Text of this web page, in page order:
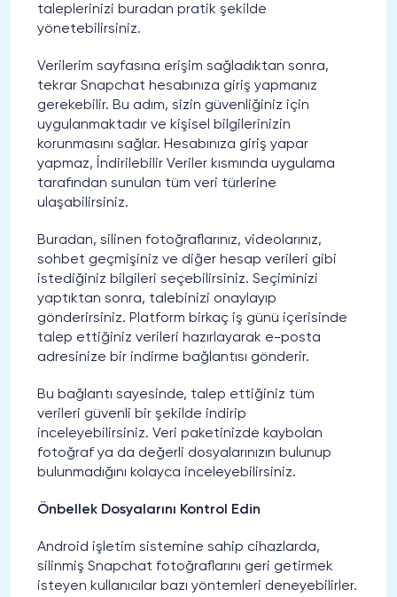
taleplerinizi buradan pratik şekilde
yönetebilirsiniz.
Verilerim sayfasına erişim sağladıktan sonra,
tekrar Snapchat hesabınıza giriş yapmanız
gerekebilir. Bu adım, sizin güvenliğiniz için
uygulanmaktadır ve kişisel bilgilerinizin
korunmasını sağlar. Hesabınıza giriş yapar
yapmaz, İndirilebilir Veriler kısmında uygulama
tarafından sunulan tüm veri türlerine
ulaşabilirsiniz.
Buradan, silinen fotoğraflarınız, videolarınız,
sohbet geçmişiniz ve diğer hesap verileri gibi
istediğiniz bilgileri seçebilirsiniz. Seçiminizi
yaptıktan sonra, talebinizi onaylayıp
gönderirsiniz. Platform birkaç iş günü içerisinde
talep ettiğiniz verileri hazırlayarak e-posta
adresinize bir indirme bağlantısı gönderir.
Bu bağlantı sayesinde, talep ettiğiniz tüm
verileri güvenli bir şekilde indirip
inceleyebilirsiniz. Veri paketinizde kaybolan
fotoğraf ya da değerli dosyalarınızın bulunup
bulunmadığını kolayca inceleyebilirsiniz.
Önbellek Dosyalarını Kontrol Edin
Android işletim sistemine sahip cihazlarda,
silinmiş Snapchat fotoğraflarını geri getirmek
isteyen kullanıcılar bazı yöntemleri deneyebilirler.